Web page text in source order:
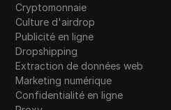
Cryptomonnaie
Culture d'airdrop
Publicité en ligne
Dropshipping
Extraction de données web
Marketing numérique
Confidentialité en ligne